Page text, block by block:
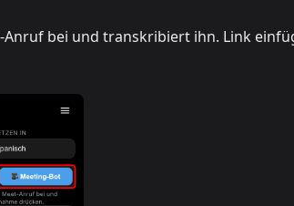
bei und transkribiert ihn. Link